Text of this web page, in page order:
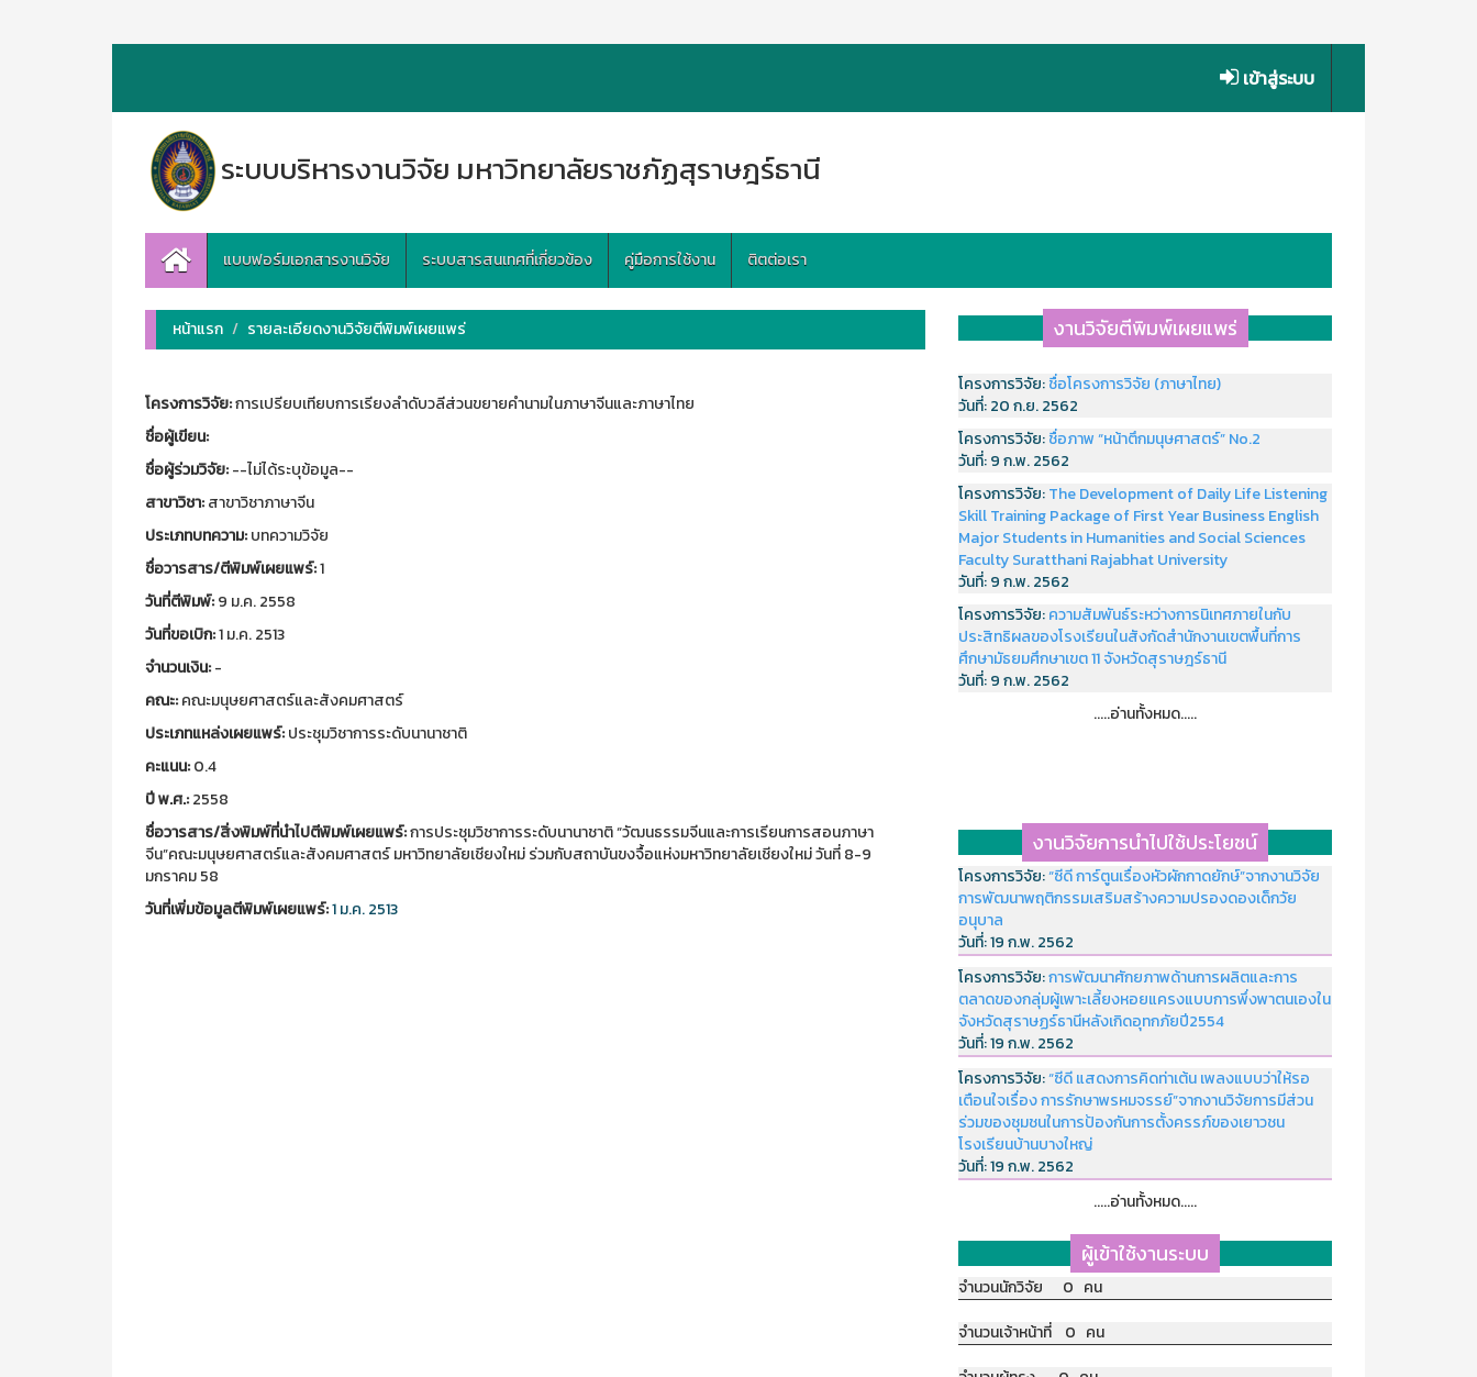
เข้าสู่ระบบ
ระบบบริหารงานวิจัย มหาวิทยาลัยราชภัฏสุราษฎร์ธานี
แบบฟอร์มเอกสารงานวิจัย ระบบสารสนเทศที่เกี่ยวข้อง คู่มือการใช้งาน ติตต่อเรา
หน้าแรก รายละเอียดงานวิจัยตีพิมพ์เผยแพร่
โครงการวิจัย:การเปรียบเทียบการเรียงลำดับวลีส่วนขยายคำนามในภาษาจีนและภาษาไทย
ชื่อผู้เขียน:
ชื่อผู้ร่วมวิจัย:--ไม่ได้ระบุข้อมูล--
สาขาวิชา:สาขาวิชาภาษาจีน
ประเภทบทความ:บทความวิจัย
ชื่อวารสาร/ตีพิมพ์เผยแพร์:1
วันที่ตีพิมพ์:9 ม.ค. 2558
วันที่ขอเบิก:1 ม.ค. 2513
จำนวนเงิน:-
คณะ:คณะมนุษยศาสตร์และสังคมศาสตร์
ประเภทแหล่งเผยแพร์:ประชุมวิชาการระดับนานาชาติ
คะแนน:0.4
ปี พ.ศ.:2558
ชื่อวารสาร/สิ่งพิมพ์ที่นำไปตีพิมพ์เผยแพร์:การประชุมวิชาการระดับนานาชาติ “วัฒนธรรมจีนและการเรียนการสอนภาษา
จีน”คณะมนุษยศาสตร์และสังคมศาสตร์ มหาวิทยาลัยเชียงใหม่ ร่วมกับสถาบันขงจื้อแห่งมหาวิทยาลัยเชียงใหม่ วันที่ 8-9
มกราคม 58
วันที่เพิ่มข้อมูลตีพิมพ์เผยแพร์:1 ม.ค. 2513
งานวิจัยตีพิมพ์เผยแพร่
โครงการวิจัย:ชื่อโครงการวิจัย (ภาษาไทย)
วันที่:20 ก.ย. 2562
โครงการวิจัย:ชื่อภาพ “หน้าตึกมนุษศาสตร์” No.2
วันที่:9 ก.พ. 2562
โครงการวิจัย:The Development of Daily Life Listening
Skill Training Package of First Year Business English
Major Students in Humanities and Social Sciences
Faculty Suratthani Rajabhat University
วันที่:9 ก.พ. 2562
โครงการวิจัย:ความสัมพันธ์ระหว่างการนิเทศภายในกับ
ประสิทธิผลของโรงเรียนในสังกัดสำนักงานเขตพื้นที่การ
ศึกษามัธยมศึกษาเขต 11 จังหวัดสุราษฎร์ธานี
วันที่:9 ก.พ. 2562
.....อ่านทั้งหมด.....
งานวิจัยการนำไปใช้ประโยชน์
โครงการวิจัย:“ซีดี การ์ตูนเรื่องหัวผักกาดยักษ์”จากงานวิจัย
การพัฒนาพฤติกรรมเสริมสร้างความปรองดองเด็กวัย
อนุบาล
วันที่:19 ก.พ. 2562
โครงการวิจัย:การพัฒนาศักยภาพด้านการผลิตและการ
ตลาดของกลุ่มผู้เพาะเลี้ยงหอยแครงแบบการพึ่งพาตนเองใน
จังหวัดสุราษฏร์ธานีหลังเกิดอุทกภัยปี2554
วันที่:19 ก.พ. 2562
โครงการวิจัย:“ซีดี แสดงการคิดท่าเต้น เพลงแบบว่าให้รอ
เตือนใจเรื่อง การรักษาพรหมจรรย์”จากงานวิจัยการมีส่วน
ร่วมของชุมชนในการป้องกันการตั้งครรภ์ของเยาวชน
โรงเรียนบ้านบางใหญ่
วันที่:19 ก.พ. 2562
.....อ่านทั้งหมด.....
ผู้เข้าใช้งานระบบ
จำนวนนักวิจัย 0 คน
จำนวนเจ้าหน้าที่ 0 คน